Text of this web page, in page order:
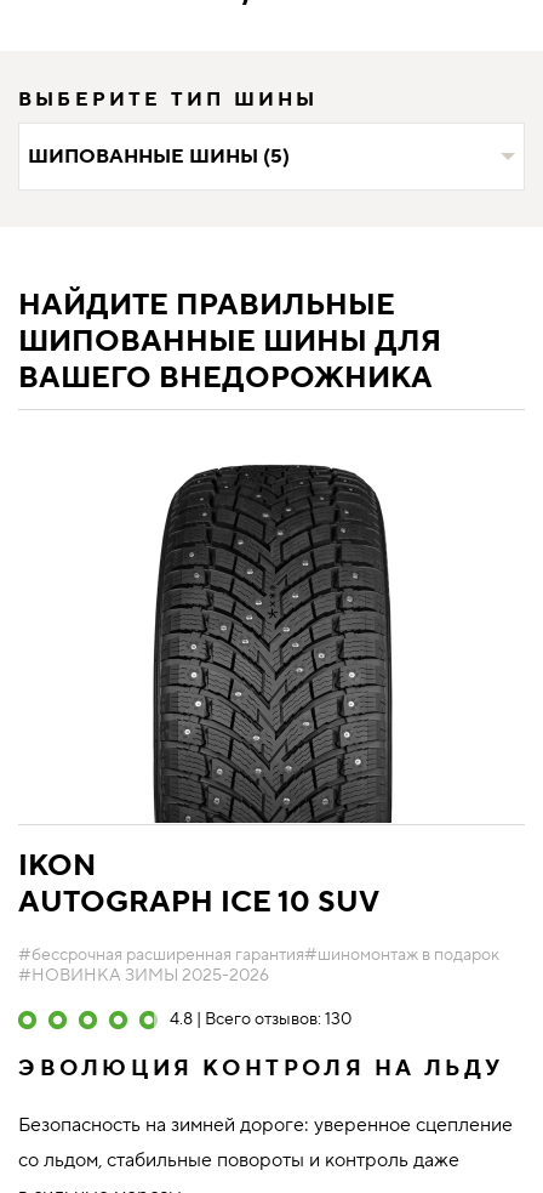
ВЫБЕРИТЕ ТИП ШИНЫ
ШИПОВАННЫЕ ШИНЫ (5)
НАЙДИТЕ ПРАВИЛЬНЫЕ
ШИПОВАННЫЕ ШИНЫ ДЛЯ
ВАШЕГО ВНЕДОРОЖНИКА
IKON
AUTOGRAPH ICE 10 SUV
#бессрочная расширенная гарантия#шиномонтаж в подарок
#НОВИНКА ЗИМЫ 2025-2026
4.8 | Всего отзывов: 130
ЭВОЛЮЦИЯ КОНТРОЛЯ НА ЛЬДУ
Безопасность на зимней дороге: уверенное сцепление
со льдом, стабильные повороты и контроль даже